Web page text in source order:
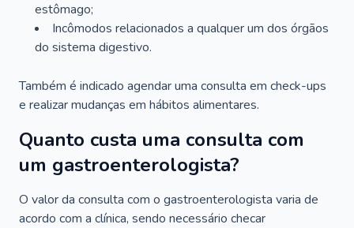
estômago;
Incômodos relacionados a qualquer um dos órgãos
do sistema digestivo.
Também é indicado agendar uma consulta em check-ups
e realizar mudanças em hábitos alimentares.
Quanto custa uma consulta com
um gastroenterologista?
O valor da consulta com o gastroenterologista varia de
acordo com a clínica, sendo necessário checar